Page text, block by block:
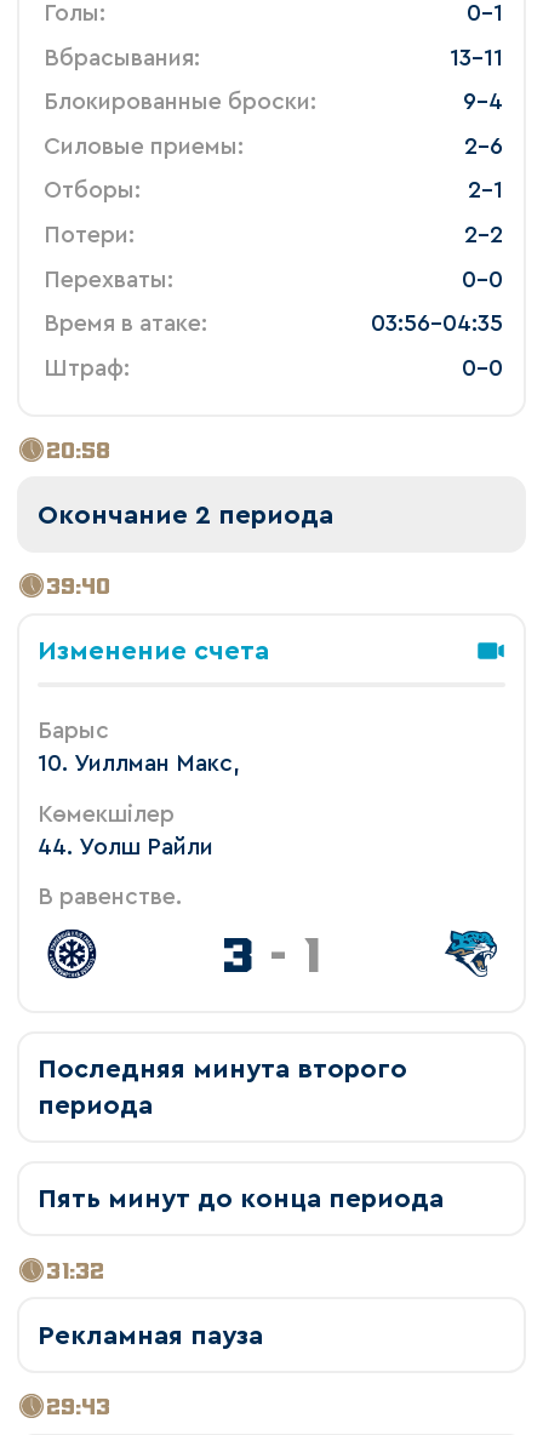
Голы:
0-1
Вбрасывания:
13-11
Блокированные броски:
9-4
Силовые приемы:
2-6
Отборы:
2-1
Потери:
2-2
Перехваты:
0-0
Время в атаке:
03:56-04:35
Штраф:
0-0
20:58
Окончание 2 периода
39:40
Изменение счета
Барыс
10. Уиллман Макс,
Көмекшілер
44. Уолш Райли
В равенстве.
3 - 1
Последняя минута второго
периода
Пять минут до конца периода
31:32
Рекламная пауза
29:43